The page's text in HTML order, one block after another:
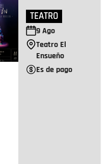
TEATRO
9Ago
Teatro El
Ensueño
Es de pago